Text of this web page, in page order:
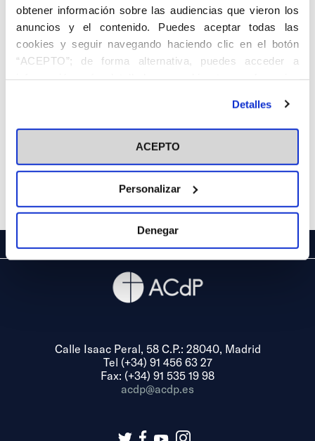
obtener información sobre las audiencias que vieron los
anuncios y el contenido. Puedes aceptar todas las
cookies y seguir navegando haciendo clic en el botón
“ACEPTO”; de forma alternativa, puedes acceder a
información más detallada y cambiar tus preferencias
en el botón "Personalizar". Para más información puedes
visitar nuestra Política de Cookies
Detalles
ACEPTO
Personalizar
Denegar
Autor
Centro de
adscripción
Fecha de
nacimiento
Lugar de
nacimiento
Fecha de
defunción
01/11/1936
Lugar de
Calle Isaac Peral, 58 C.P.: 28040, Madrid
Tel (+34) 91 456 63 27
Fax: (+34) 91 535 19 98
acdp@acdp.es